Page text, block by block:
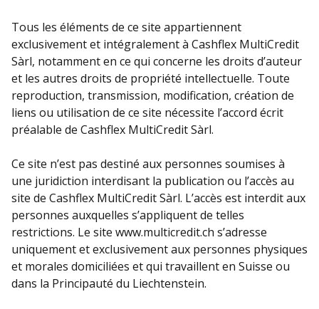
Tous les éléments de ce site appartiennent
exclusivement et intégralement à Cashflex MultiCredit
Sàrl, notamment en ce qui concerne les droits d’auteur
et les autres droits de propriété intellectuelle. Toute
reproduction, transmission, modification, création de
liens ou utilisation de ce site nécessite l’accord écrit
préalable de Cashflex MultiCredit Sàrl.
Ce site n’est pas destiné aux personnes soumises à
une juridiction interdisant la publication ou l’accès au
site de Cashflex MultiCredit Sàrl. L’accès est interdit aux
personnes auxquelles s’appliquent de telles
restrictions. Le site www.multicredit.ch s’adresse
uniquement et exclusivement aux personnes physiques
et morales domiciliées et qui travaillent en Suisse ou
dans la Principauté du Liechtenstein.